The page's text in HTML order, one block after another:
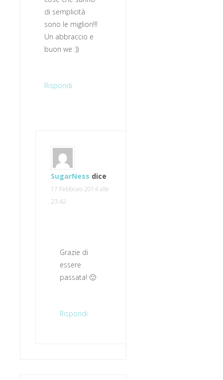
di semplicità
sono le migliori!!!
Un abbraccio e
buon we :))
Rispondi
SugarNess dice
17 Febbraio 2014 alle
23:42
Grazie di
essere
passata! 🙂
Rispondi